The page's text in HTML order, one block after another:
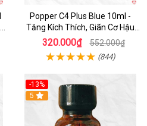
Popper C4 Plus Blue 10ml -
Tăng Kích Thích, Giãn Cơ Hậu
Môn
320.000₫ 552.000₫
(844)
-13%
5